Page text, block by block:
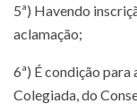
5ª) Havendo
aclamação;
6ª) É condição
Colegiada, do